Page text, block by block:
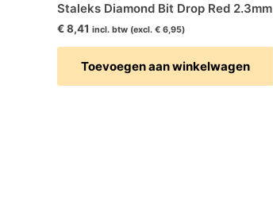
Staleks Diamond Bit Drop Red 2.3mm
€8,41 incl. btw (excl. € 6,95)
Toevoegen aan winkelwagen